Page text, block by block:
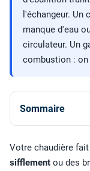
l'échangeur. Un
manque d'eau
circulateur. Un
combustion : on
Sommaire
Votre chaudière
sifflement ou des